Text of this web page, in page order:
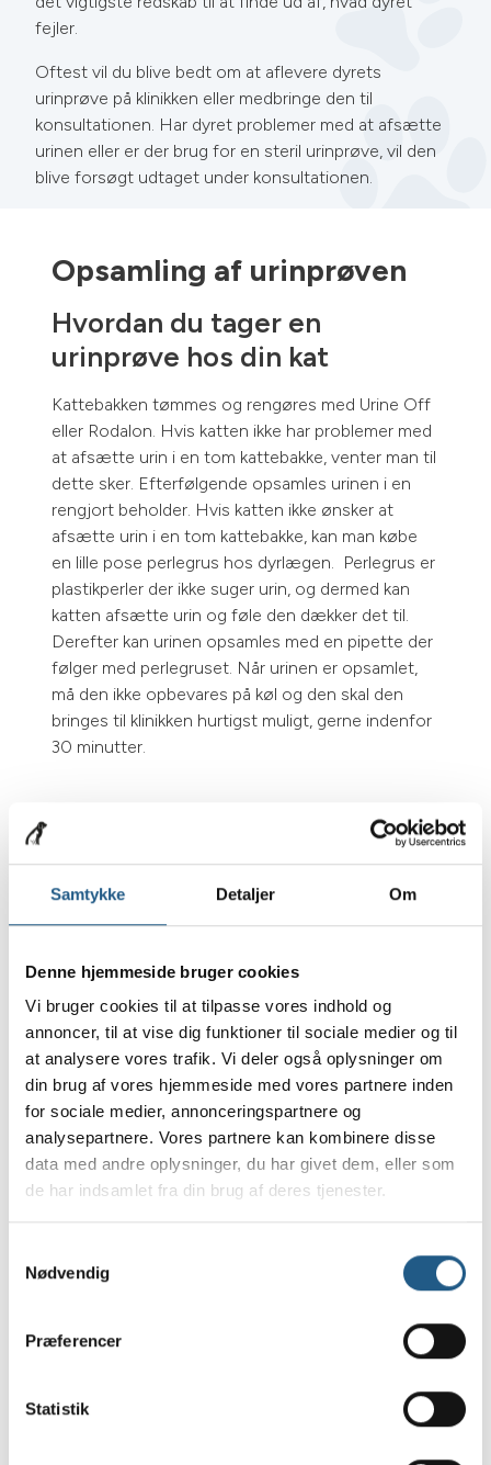
Samtykke Detaljer Om
Denne hjemmeside bruger cookies
Vi bruger cookies til at tilpasse vores indhold og
annoncer, til at vise dig funktioner til sociale medier og til
at analysere vores trafik. Vi deler også oplysninger om
din brug af vores hjemmeside med vores partnere inden
for sociale medier, annonceringspartnere og
analysepartnere. Vores partnere kan kombinere disse
data med andre oplysninger, du har givet dem, eller som
de har indsamlet fra din brug af deres tjenester.
Nødvendig
Præferencer
Statistik
fejler.
Oftest vil du blive bedt om at aflevere dyrets
urinprøve på klinikken eller medbringe den til
konsultationen. Har dyret problemer med at afsætte
urinen eller er der brug for en steril urinprøve, vil den
blive forsøgt udtaget under konsultationen.
Opsamling af urinprøven
Hvordan du tager en
urinprøve hos din kat
Kattebakken tømmes og rengøres med Urine Off
eller Rodalon. Hvis katten ikke har problemer med
at afsætte urin i en tom kattebakke, venter man til
dette sker. Efterfølgende opsamles urinen i en
rengjort beholder. Hvis katten ikke ønsker at
afsætte urin i en tom kattebakke, kan man købe
en lille pose perlegrus hos dyrlægen. Perlegrus er
plastikperler der ikke suger urin, og dermed kan
katten afsætte urin og føle den dækker det til.
Derefter kan urinen opsamles med en pipette der
følger med perlegruset. Når urinen er opsamlet,
må den ikke opbevares på køl og den skal den
bringes til klinikken hurtigst muligt, gerne indenfor
30 minutter.
urinprøve hos din hund
Urinen opsamles i en rengjort beholder eller man
lavet til formålet. Et tip til opsamling er, at bruge
sætter sig for at tisse. Så slipper man for at kaste
sig til jorden. Når urinen er opsamlet, må den ikke
opbevares på køl, og den skal den bringes til
klinikken hurtigst muligt, gerne inden 30 minutter.
På Blågård Dyreklinik foretager vi dagligt
urinundersøgelser af hunde og katte. Ved disse
undersøgelser måles bl.a. urinens pH,
proteinindhold, vægtfylde, og sukkerindhold. Efter
under mikroskop for diverse celler og krystaller.
Har du bemærket ændringer i din hunds eller kats
os på